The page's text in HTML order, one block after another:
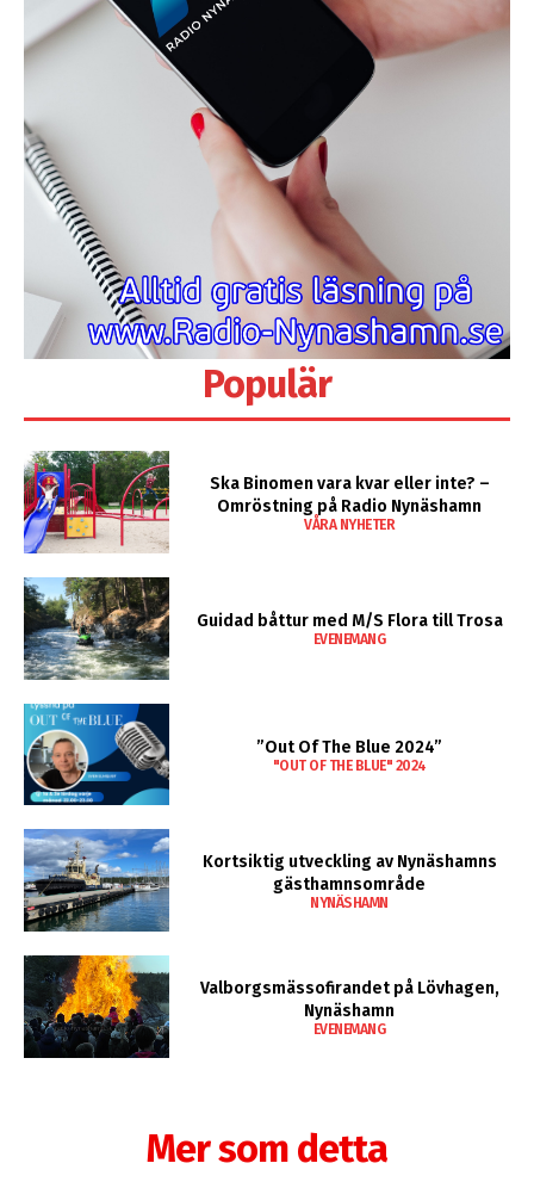
Populär
Ska Binomen vara kvar eller inte? –
Omröstning på Radio Nynäshamn
VÅRA NYHETER
Guidad båttur med M/S Flora till Trosa
EVENEMANG
”Out Of The Blue 2024”
"OUT OF THE BLUE" 2024
Kortsiktig utveckling av Nynäshamns
gästhamnsområde
NYNÄSHAMN
Valborgsmässofirandet på Lövhagen,
Nynäshamn
EVENEMANG
Mer som detta